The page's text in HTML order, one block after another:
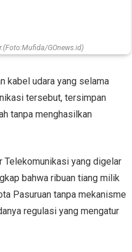
GOnews.id)
kabel udara yang selama
tersebut, tersimpan
tanpa menghasilkan
Telekomunikasi yang digelar
bahwa ribuan tiang milik
Pasuruan tanpa mekanisme
regulasi yang mengatur